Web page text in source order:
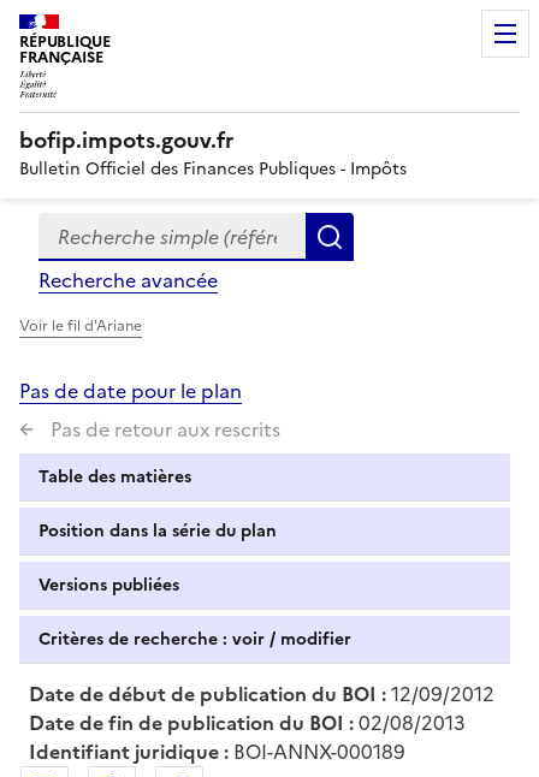
RÉPUBLIQUE
FRANÇAISE
bofip.impots.gouv.fr
Bulletin Officiel des Finances Publiques - Impôts
Formulaire
de
recherche
Recherche simple (références, mots clés, partie du
Recherche avancée
Voir le fil d'Ariane
Pas de date pour le plan
Pas de retour aux rescrits
Table des matières
Position dans la série du plan
Versions publiées
Critères de recherche : voir / modifier
Date de début de publication du BOI :12/09/2012
Date de fin de publication du BOI :02/08/2013
Identifiant juridique : BOI-ANNX-000189